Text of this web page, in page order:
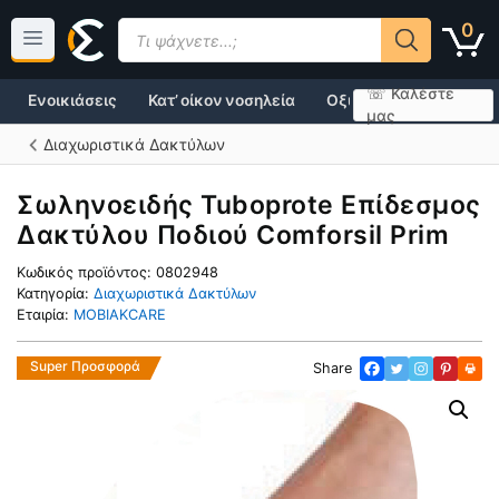
περιεχόμενο
0
Products
search
☏ Καλέστε
μας
Κατ’ οίκον νοσηλεία Οξυγονοθεραπεία
Ενοικιάσεις
Διαχωριστικά Δακτύλων
Σωληνοειδής Tuboprote Επίδεσμος
Δακτύλου Ποδιού Comforsil Prim
Κωδικός προϊόντος: 0802948
Κατηγορία: Διαχωριστικά Δακτύλων
Εταιρία: MOBIAKCARE
Share
Super Προσφορά